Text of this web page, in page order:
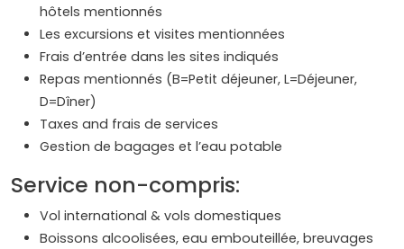
hôtels mentionnés
Les excursions et visites mentionnées
Frais d’entrée dans les sites indiqués
Repas mentionnés (B=Petit déjeuner, L=Déjeuner,
D=Dîner)
Taxes and frais de services
Gestion de bagages et l’eau potable
Service non-compris:
Vol international & vols domestiques
Boissons alcoolisées, eau embouteillée, breuvages